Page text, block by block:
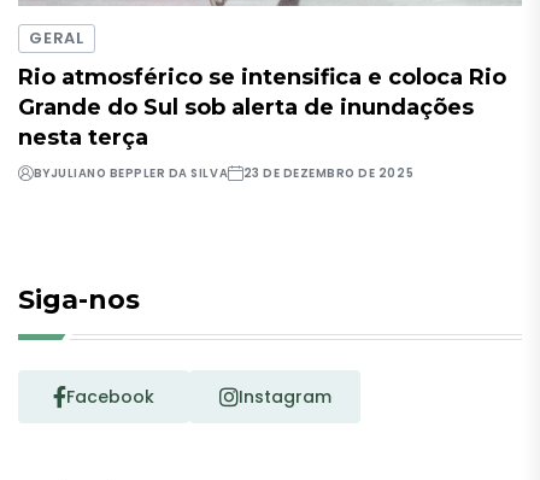
GERAL
Rio atmosférico se intensifica e coloca Rio
Grande do Sul sob alerta de inundações
nesta terça
BYJULIANO BEPPLER DA SILVA 23 DE DEZEMBRO DE 2025
Siga-nos
Facebook Instagram